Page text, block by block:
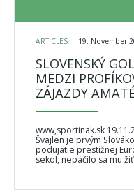
ARTICLES | 19. November
SLOVENSKÝ
MEDZI
ZÁJAZDY
www,sportinak.sk
Švajlen je prvým
podujatie prestížnej
sekol, nepáčilo sa mu